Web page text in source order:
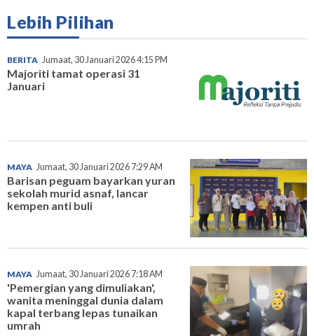
Lebih Pilihan
BERITA Jumaat, 30 Januari 2026 4:15 PM
Majoriti tamat operasi 31
Januari
MAYA Jumaat, 30 Januari 2026 7:29 AM
Barisan peguam bayarkan yuran
sekolah murid asnaf, lancar
kempen anti buli
MAYA Jumaat, 30 Januari 2026 7:18 AM
'Pemergian yang dimuliakan',
wanita meninggal dunia dalam
kapal terbang lepas tunaikan
umrah